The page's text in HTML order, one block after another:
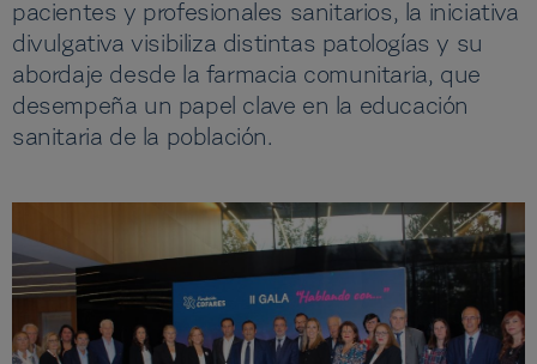
pacientes y profesionales sanitarios, la iniciativa
divulgativa visibiliza distintas patologías y su
abordaje desde la farmacia comunitaria, que
desempeña un papel clave en la educación
sanitaria de la población.